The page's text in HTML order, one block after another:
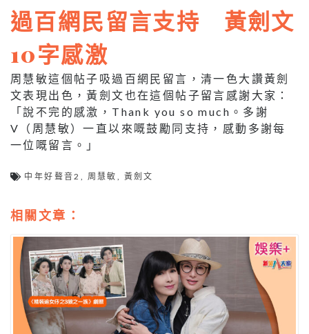
過百網民留言支持 黃劍文
10字感激
周慧敏這個帖子吸過百網民留言，清一色大讚黃劍
文表現出色，黃劍文也在這個帖子留言感謝大家：
「說不完的感激， Thank you so much 。多謝
V
（周慧敏）一直以來嘅鼓勵同支持，感動多謝每
一位嘅留言。」
中年好聱音2 周慧敏 黃劍文
相關文章：